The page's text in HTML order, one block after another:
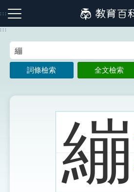
到
主
:::
注音索引圖示 筆畫索引圖示
:::
詞條檢索 全文檢索
繃